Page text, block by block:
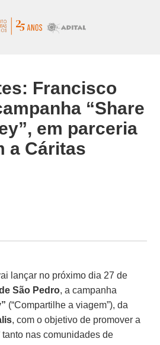
Francisco
“Share
em parceria
a Cáritas
lançar no próximo dia 27 de
São Pedro, a campanha
(“Compartilhe a viagem”), da
, com o objetivo de promover a
tanto nas comunidades de